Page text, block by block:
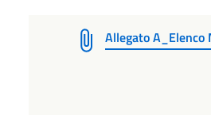
Allegato A_Elenco